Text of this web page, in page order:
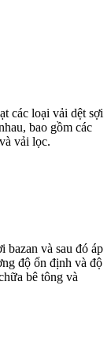
các loại vải dệt sợi
bao gồm các
vải lọc.
bazan và sau đó áp
độ ổn định và độ
bê tông và